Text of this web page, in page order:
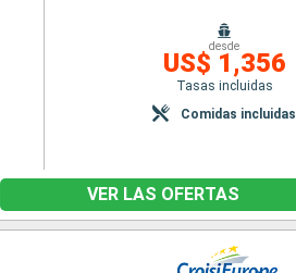
desde
US$ 1,356
Tasas incluidas
Comidas incluidas
VER LAS OFERTAS